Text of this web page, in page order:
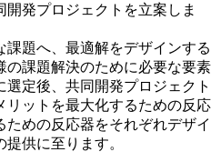
発プロジェクトを立案しま
題へ、最適解をデザインする
の課題解決のために必要な要素
定後、共同開発プロジェクト
リットを最大化するための反応
めの反応器をそれぞれデザイ
供に至ります。